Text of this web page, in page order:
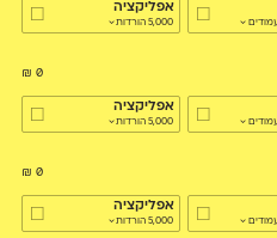
אפליקציה
5,000 הורדות
אפליקציה
5,000 הורדות
0
₪
אפליקציה
5,000 הורדות
0
₪